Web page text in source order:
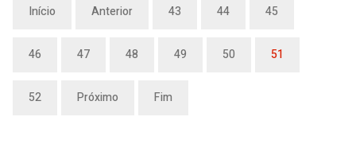
Início Anterior 43 44 45
46 47 48 49 50 51
52 Próximo Fim